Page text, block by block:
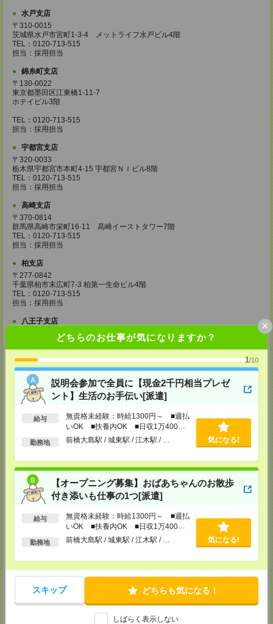
どちらのお仕事が気になりますか？
1/10
説明会参加で全員に【現金2千円相当プレゼ
ント】生活のお手伝い[派遣]
給与
無資格未経験：時給1300円～ ■週払
いOK ■扶養内OK ■日収1万400円
以上
勤務地 前橋大島駅 / 城東駅 / 江木駅 / … 気になる!
【オープニング募集】おばあちゃんのお散歩
付き添いも仕事の1つ[派遣]
給与
無資格未経験：時給1300円～ ■週払
いOK ■扶養内OK ■日収1万400円
以上
勤務地 前橋大島駅 / 城東駅 / 江木駅 / … 気になる!
スキップ どちらも気になる！
しばらく表示しない
×
水戸支店
〒310-0015
茨城県水戸市宮町1-3-4 メットライフ水戸ビル4階
TEL：0120-713-515
担当：採用担当
錦糸町支店
〒130-0022
東京都墨田区江東橋1-11-7
ホテイビル3階
TEL：0120-713-515
担当：採用担当
宇都宮支店
〒320-0033
栃木県宇都宮市本町4-15 宇都宮ＮＩビル8階
TEL：0120-713-515
担当：採用担当
高崎支店
〒370-0814
群馬県高崎市栄町16-11 高崎イーストタワー7階
TEL：0120-713-515
担当：採用担当
柏支店
〒277-0842
千葉県柏市末広町7-3 柏第一生命ビル4階
TEL：0120-713-515
担当：採用担当
八王子支店
東京都八王子市東町1－6 橋完ＬＫビル 3階
TEL：0120-713-515
担当：採用担当
町田支店
〒194-0022 東京都町田市森野1-33-11 町田森野ビル1階
TEL：0120-713-515
担当：採用担当
越谷支店
埼玉県越谷市弥生町1-4 越谷弥生ビル3階
担当：採用担当
厚木支店
神奈川県厚木市旭町1-2-1 日本生命本厚木ビル7階
TEL：0120-713-515
担当：採用担当
〒251-0025
神奈川県藤沢市鵠沼石上1丁目5番2号
甲府支店
〒400-0031 山梨県甲府市丸の内2-30-3 甲府丸の内ビル5階